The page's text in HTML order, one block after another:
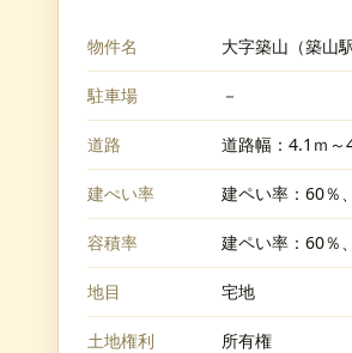
物件名 大字築山（築山
駐車場 －
道路 道路幅：4.1ｍ～
建ぺい率 建ペい率：60％
容積率 建ペい率：60％
地目 宅地
土地権利 所有権